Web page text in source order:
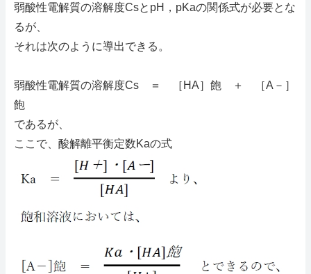
弱酸性電解質の溶解度CsとpH，pKaの関係式が必要とな
るが、
それは次のように導出できる。
弱酸性電解質の溶解度Cs ＝ ［HA］飽 ＋ ［A－］
飽
であるが、
ここで、酸解離平衡定数Kaの式